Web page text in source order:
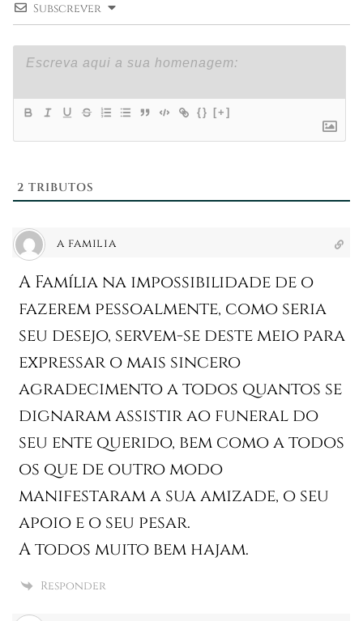
Subscrever
{} [+]
2 TRIBUTOS
a familia
A Família na impossibilidade de o
fazerem pessoalmente, como seria
seu desejo, servem-se deste meio para
expressar o mais sincero
agradecimento a todos quantos se
dignaram assistir ao funeral do
seu ente querido, bem como a todos
os que de outro modo
manifestaram a sua amizade, o seu
apoio e o seu pesar.
A todos muito bem hajam.
Responder